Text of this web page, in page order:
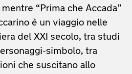
“Prima che Accada”
è un viaggio nelle
del XXI secolo, tra studi
simbolo, tra
che suscitano allo